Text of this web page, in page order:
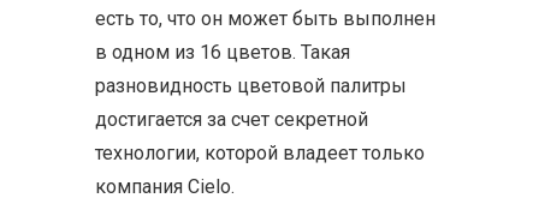
есть то, что он может быть выполнен
в одном из 16 цветов. Такая
разновидность цветовой палитры
достигается за счет секретной
технологии, которой владеет только
компания Cielo.